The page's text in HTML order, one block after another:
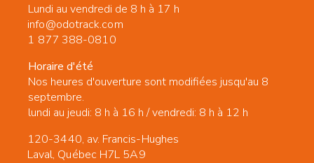
Lundi au vendredi de 8 h à 17 h
info@odotrack.com
1 877 388-0810
Horaire d'été
Nos heures d'ouverture sont modifiées jusqu'au 8
septembre.
lundi au jeudi: 8 h à 16 h / vendredi: 8 h à 12 h
120-3440, av. Francis-Hughes
Laval, Québec H7L 5A9